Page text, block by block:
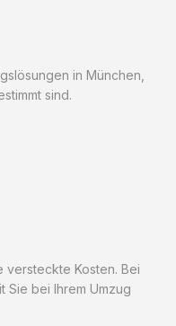
in München,
sind.
versteckte Kosten. Bei
Sie bei Ihrem Umzug